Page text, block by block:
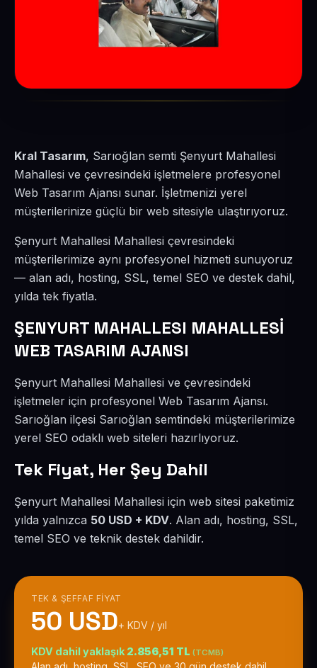
Kral Tasarım, Sarıoğlan semti Şenyurt Mahallesi
Mahallesi ve çevresindeki işletmelere profesyonel
Web Tasarım Ajansı sunar. İşletmenizi yerel
müşterilerinize güçlü bir web sitesiyle ulaştırıyoruz.
Şenyurt Mahallesi Mahallesi çevresindeki
müşterilerimize aynı profesyonel hizmeti sunuyoruz
— alan adı, hosting, SSL, temel SEO ve destek dahil,
yılda tek fiyatla.
ŞENYURT MAHALLESI MAHALLESİ
WEB TASARIM AJANSI
Şenyurt Mahallesi Mahallesi ve çevresindeki
işletmeler için profesyonel Web Tasarım Ajansı.
Sarıoğlan ilçesi Sarıoğlan semtindeki müşterilerimize
yerel SEO odaklı web siteleri hazırlıyoruz.
Tek Fiyat, Her Şey Dahil
Şenyurt Mahallesi Mahallesi için web sitesi paketimiz
yılda yalnızca 50 USD + KDV. Alan adı, hosting, SSL,
temel SEO ve teknik destek dahildir.
TEK & ŞEFFAF FIYAT
50 USD+ KDV / yıl
KDV dahil yaklaşık 2.856,51 TL (TCMB)